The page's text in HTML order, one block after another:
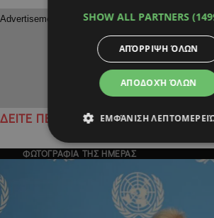
ΔΕΙΤΕ ΠΕΡΙΣΣΟΤΕΡΑ
ΦΩΤΟΓΡΑΦΙΑ ΤΗΣ ΗΜΕΡΑΣ
SHOW ALL PARTNERS
ΑΠΟΔΟΧΉ ΌΛΩΝ
ΑΠΌΡΡΙΨΗ ΌΛΩΝ
ΕΜΦΆΝΙΣΗ